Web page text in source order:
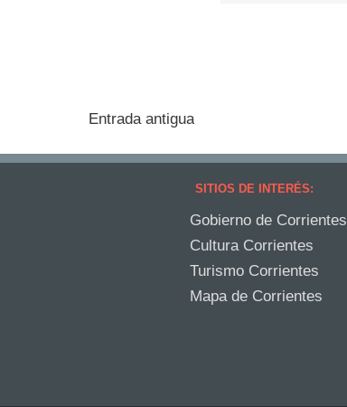
Entrada antigua
SITIOS DE INTERÉS:
Gobierno de Corrientes
Cultura Corrientes
Turismo Corrientes
Mapa de Corrientes